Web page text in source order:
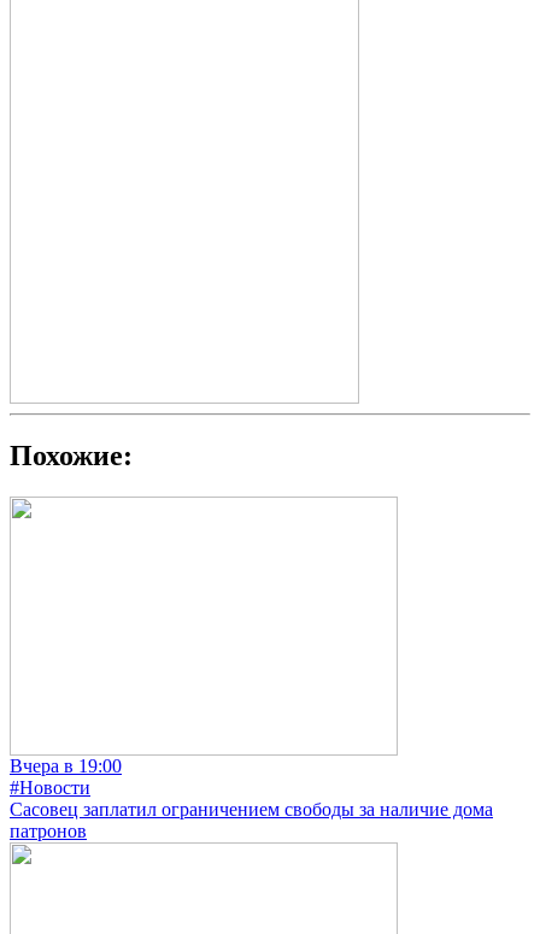
Похожие:
Вчера в 19:00
#Новости
Сасовец заплатил ограничением свободы за наличие дома
патронов